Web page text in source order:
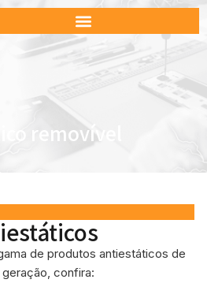
removível
de produtos antiestáticos de
geração, confira: